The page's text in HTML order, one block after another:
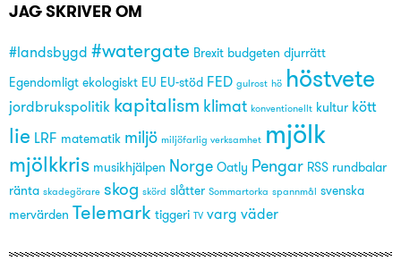
JAG SKRIVER OM
#landsbygd #watergate Brexit budgeten djurrätt
Egendomligt ekologiskt EU EU-stöd FED gulrost hö höstvete
jordbrukspolitik kapitalism klimat konventionellt kultur kött
lie LRF matematik miljö miljöfarlig verksamhet mjölk
mjölkkris musikhjälpen Norge Oatly Pengar RSS rundbalar
ränta skadegörare skog skörd slåtter Sommartorka spannmål
svenska
mervärden Telemark tiggeri TV varg väder